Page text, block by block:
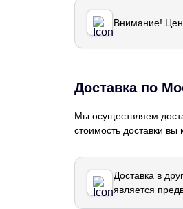
Внимание!
Доставка по
Мы осуществляем
стоимость доставки вы
Доставка в
является